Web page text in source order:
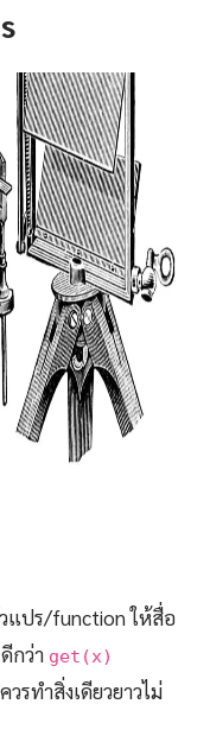
แปร/function ให้สื่อ
ดีกว่า get(x)
รทำสิ่งเดียวยาวไม่